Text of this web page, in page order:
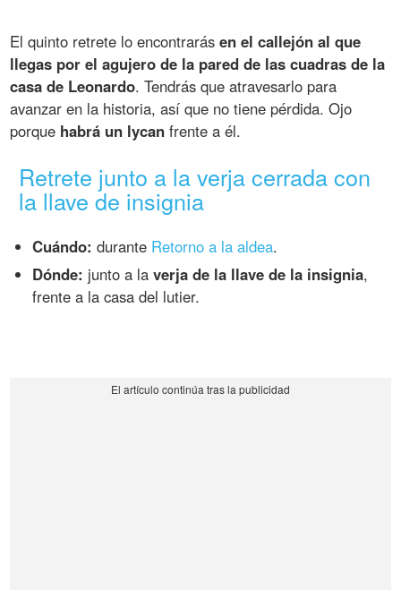
El quinto retrete lo encontrarásen el callejón al que
llegas por el agujero de la pared de las cuadras de la
casa de Leonardo. Tendrás que atravesarlo para
avanzar en la historia, así que no tiene pérdida. Ojo
porque habrá un lycan frente a él.
Retrete junto a la verja cerrada con
la llave de insignia
Cuándo: durante Retorno a la aldea.
Dónde: junto a laverja de la llave de la insignia,
frente a la casa del lutier.